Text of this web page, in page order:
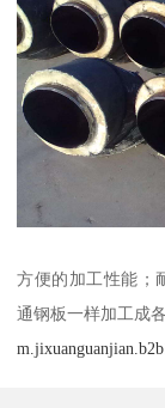
方便的加工性能；
通钢板一样加工成